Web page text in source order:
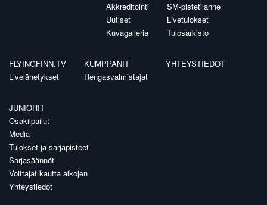
Akkreditointi
Uutiset
Kuvagalleria
SM-pistetilanne
Livetulokset
Tulosarkisto
FLYINGFINN.TV
Livelähetykset
KUMPPANIT
Rengasvalmistajat
YHTEYSTIEDOT
JUNIORIT
Osakilpailut
Media
Tulokset ja sarjapisteet
Sarjasäännöt
Voittajat kautta aikojen
Yhteystiedot